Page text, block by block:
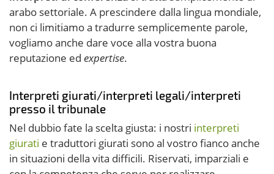
arabo settoriale. A prescindere dalla lingua mondiale,
non ci limitiamo a tradurre semplicemente parole,
vogliamo anche dare voce alla vostra buona
reputazione ed expertise.
Interpreti giurati/interpreti legali/interpreti
presso il tribunale
Nel dubbio fate la scelta giusta: i nostri interpreti
giurati e traduttori giurati sono al vostro fianco anche
in situazioni della vita difficili. Riservati, imparziali e